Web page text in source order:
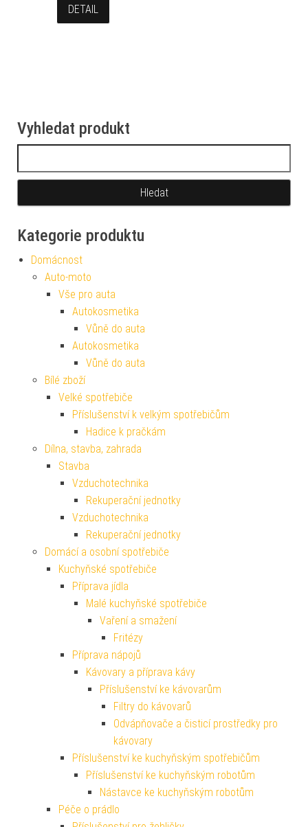
DETAIL
Vyhledat produkt
Kategorie produktu
Domácnost
Auto-moto
Vše pro auta
Autokosmetika
Vůně do auta
Autokosmetika
Vůně do auta
Bílé zboží
Velké spotřebiče
Příslušenství k velkým spotřebičům
Hadice k pračkám
Dílna, stavba, zahrada
Stavba
Vzduchotechnika
Rekuperační jednotky
Vzduchotechnika
Rekuperační jednotky
Domácí a osobní spotřebiče
Kuchyňské spotřebiče
Příprava jídla
Malé kuchyňské spotřebiče
Vaření a smažení
Fritézy
Příprava nápojů
Kávovary a příprava kávy
Příslušenství ke kávovarům
Filtry do kávovarů
Odvápňovače a čisticí prostředky pro
kávovary
Příslušenství ke kuchyňským spotřebičům
Příslušenství ke kuchyňským robotům
Nástavce ke kuchyňským robotům
Péče o prádlo